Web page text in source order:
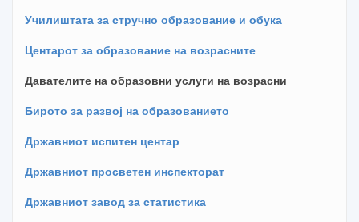
Училиштата за стручно образование и обука
Центарот за образование на возрасните
Давателите на образовни услуги на возрасни
Бирото за развој на образованието
Државниот испитен центар
Државниот просветен инспекторат
Државниот завод за статистика